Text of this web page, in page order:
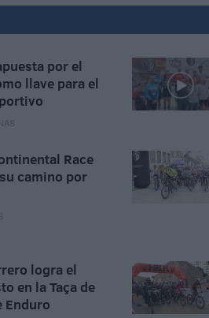
por el
llave para el
Race
camino por
logra el
en la Taça de
Enduro